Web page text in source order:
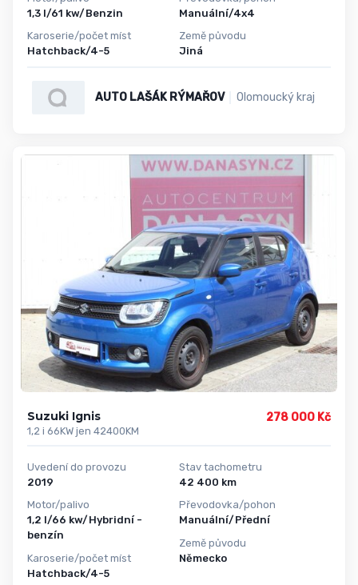
1,3 l/61 kw/Benzin
Karoserie/počet míst
Hatchback/4-5
Manuální/4x4
Země původu
Jiná
AUTO LAŠÁK RÝMAŘOV Olomoucký kraj
Suzuki Ignis
1,2 i 66KW jen 42400KM
278 000 Kč
Uvedení do provozu
2019
Motor/palivo
1,2 l/66 kw/Hybridní -
benzín
Karoserie/počet míst
Hatchback/4-5
Stav tachometru
42 400 km
Převodovka/pohon
Manuální/Přední
Země původu
Německo